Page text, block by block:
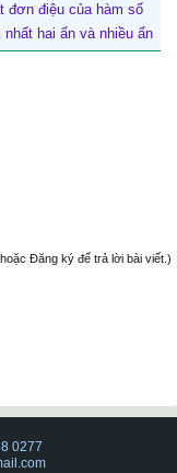
đơn điệu của hàm số
hai ẩn và nhiều ẩn
Đăng ký để trả lời bài viết.)
0277